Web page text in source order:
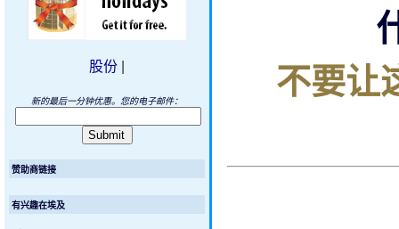
股份
新的最后一分钟优惠。您的电子邮件：
赞助商链接
有兴趣在埃及
不要让